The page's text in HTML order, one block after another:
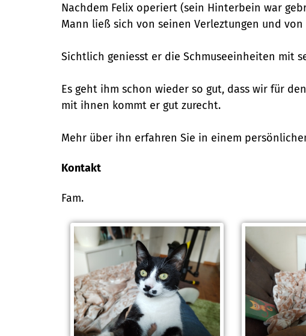
Nachdem Felix operiert (sein Hinterbein war
Mann ließ sich von seinen Verleztungen und
Sichtlich geniesst er die Schmuseeinheiten mit
Es geht ihm schon wieder so gut, dass wir für
mit ihnen kommt er gut zurecht.
Mehr über ihn erfahren Sie in einem
Kontakt
Fam.